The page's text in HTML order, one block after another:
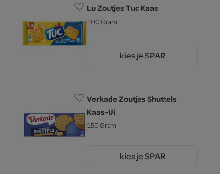
Lu Zoutjes Tuc Kaas
100 Gram
kies je SPAR
Verkade Zoutjes Shuttels
Kaas-Ui
150 Gram
kies je SPAR